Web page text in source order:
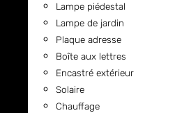
Lampe piédestal
Lampe de jardin
Plaque adresse
Boîte aux lettres
Encastré extérieur
Solaire
Chauffage